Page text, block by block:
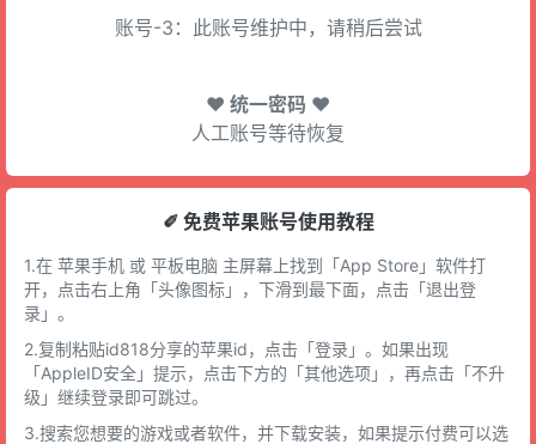
账号-3：此账号维护中，请稍后尝试
♥ 统一密码 ♥
人工账号等待恢复
✐ 免费苹果账号使用教程
1.在 苹果手机 或 平板电脑 主屏幕上找到「App Store」软件打
开，点击右上角「头像图标」，下滑到最下面，点击「退出登
录」。
2.复制粘贴id818分享的苹果id，点击「登录」。如果出现
「AppleID安全」提示，点击下方的「其他选项」，再点击「不升
级」继续登录即可跳过。
3.搜索您想要的游戏或者软件，并下载安装，如果提示付费可以选